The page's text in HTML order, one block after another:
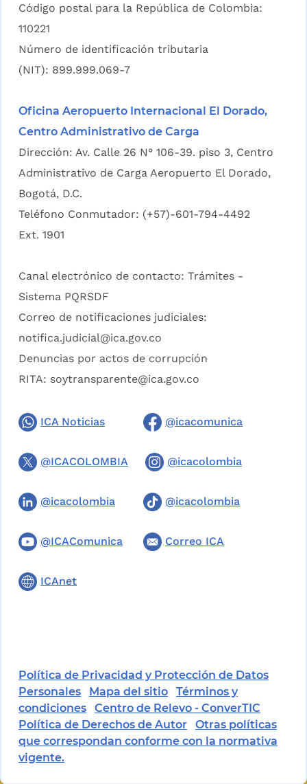
Código postal para la República de Colombia:
110221
Número de identificación tributaria
(NIT): 899.999.069-7
Oficina Aeropuerto Internacional El Dorado,
Centro Administrativo de Carga
Dirección: Av. Calle 26 N° 106-39. piso 3, Centro
Administrativo de Carga Aeropuerto El Dorado,
Bogotá, D.C.
Teléfono Conmutador: (+57)-601-794-4492
Ext. 1901
Canal electrónico de contacto: Trámites -
Sistema PQRSDF
Correo de notificaciones judiciales:
notifica.judicial@ica.gov.co
Denuncias por actos de corrupción
RITA: soytransparente@ica.gov.co
ICA Noticias @icacomunica
@ICACOLOMBIA @icacolombia
@icacolombia @icacolombia
@ICAComunica Correo ICA
ICAnet
Política de Privacidad y Protección de Datos
Personales
Mapa del sitio
Términos y
condiciones
Centro de Relevo - ConverTIC
Política de Derechos de Autor
Otras políticas
que correspondan conforme con la normativa
vigente.